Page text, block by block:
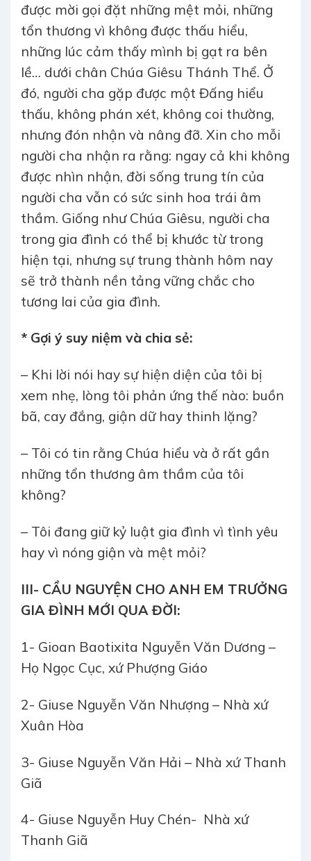
được mời gọi đặt những mệt mỏi, những
tổn thương vì không được thấu hiểu,
những lúc cảm thấy mình bị gạt ra bên
lề… dưới chân Chúa Giêsu Thánh Thể. Ở
đó, người cha gặp được một Đấng hiểu
thấu, không phán xét, không coi thường,
nhưng đón nhận và nâng đỡ. Xin cho mỗi
người cha nhận ra rằng: ngay cả khi không
được nhìn nhận, đời sống trung tín của
người cha vẫn có sức sinh hoa trái âm
thầm. Giống như Chúa Giêsu, người cha
trong gia đình có thể bị khước từ trong
hiện tại, nhưng sự trung thành hôm nay
sẽ trở thành nền tảng vững chắc cho
tương lai của gia đình.
* Gợi ý suy niệm và chia sẻ:
– Khi lời nói hay sự hiện diện của tôi bị
xem nhẹ, lòng tôi phản ứng thế nào: buồn
bã, cay đắng, giận dữ hay thinh lặng?
– Tôi có tin rằng Chúa hiểu và ở rất gần
những tổn thương âm thầm của tôi
không?
– Tôi đang giữ kỷ luật gia đình vì tình yêu
hay vì nóng giận và mệt mỏi?
III- CẦU NGUYỆN CHO ANH EM TRƯỞNG
GIA ĐÌNH MỚI QUA ĐỜI:
1- Gioan Baotixita Nguyễn Văn Dương –
Họ Ngọc Cục, xứ Phượng Giáo
2- Giuse Nguyễn Văn Nhượng – Nhà xứ
Xuân Hòa
3- Giuse Nguyễn Văn Hải – Nhà xứ Thanh
Giã
4- Giuse Nguyễn Huy Chén- Nhà xứ
Thanh Giã